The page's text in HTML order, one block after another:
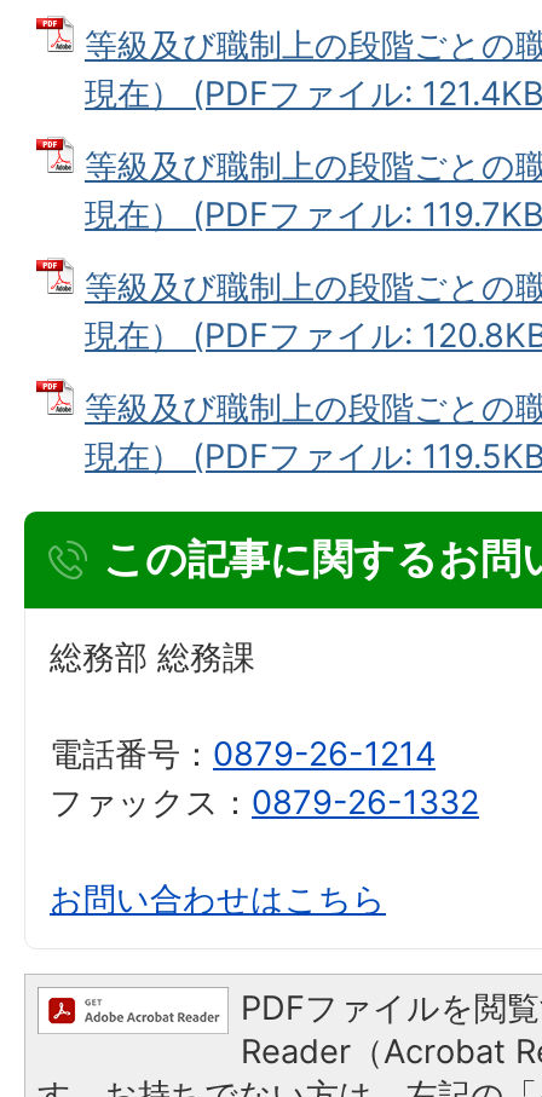
等級及び職制上の段階ごとの
現在） (PDFファイル:
等級及び職制上の段階ごとの
現在） (PDFファイル:
等級及び職制上の段階ごとの
現在） (PDFファイル:
等級及び職制上の段階ごとの
現在） (PDFファイル:
この記事に関するお問
総務部 総務課
電話番号： 0879-26-1214
ファックス： 0879-26-1332
お問い合わせはこちら
PDFファイルを閲
Reader（Acrobat